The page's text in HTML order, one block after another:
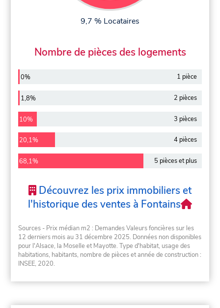
9,7 % Locataires
Nombre de pièces des logements
0% 1 pièce
1,8% 2 pièces
10% 3 pièces
20,1% 4 pièces
68,1% 5 pièces et plus
Découvrez les prix immobiliers et
l'historique des ventes à Fontains
Sources - Prix médian m2 : Demandes Valeurs foncières sur les
12 derniers mois au 31 décembre 2025. Données non disponibles
pour l'Alsace, la Moselle et Mayotte. Type d'habitat, usage des
habitations, habitants, nombre de pièces et année de construction :
INSEE, 2020.